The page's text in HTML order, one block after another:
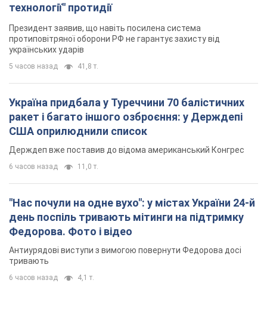
технології" протидії
Президент заявив, що навіть посилена система
протиповітряної оборони РФ не гарантує захисту від
українських ударів
5 часов назад 41,8 т.
Україна придбала у Туреччини 70 балістичних
ракет і багато іншого озброєння: у Держдепі
США оприлюднили список
Держдеп вже поставив до відома американський Конгрес
6 часов назад 11,0 т.
"Нас почули на одне вухо": у містах України 24-й
день поспіль тривають мітинги на підтримку
Федорова. Фото і відео
Антиурядові виступи з вимогою повернути Федорова досі
тривають
6 часов назад 4,1 т.